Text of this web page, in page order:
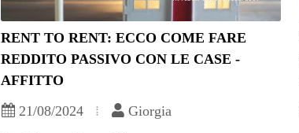
RENT TO RENT: ECCO COME FARE
REDDITO PASSIVO CON LE CASE -
AFFITTO
21/08/2024
Giorgia